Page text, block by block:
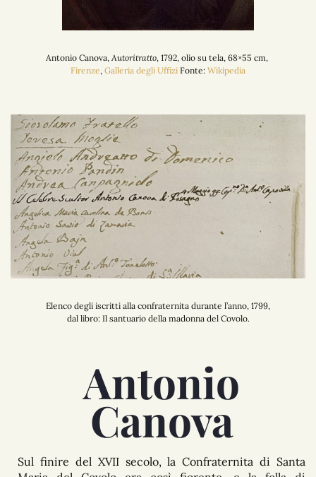
Antonio
Canova
Sul finire del XVII secolo, la Confraternita di Santa
Antonio Canova, Autoritratto, 1792, olio su tela, 68×55 cm,
Firenze, Galleria degli Uffizi Fonte: Wikipedia
Elenco degli iscritti alla confraternita durante l’anno, 1799,
dal libro: Il santuario della madonna del Covolo.